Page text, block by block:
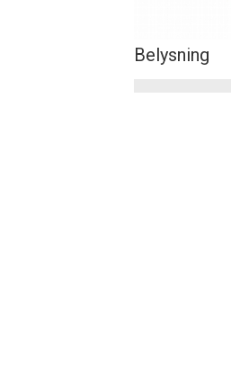
Belysning